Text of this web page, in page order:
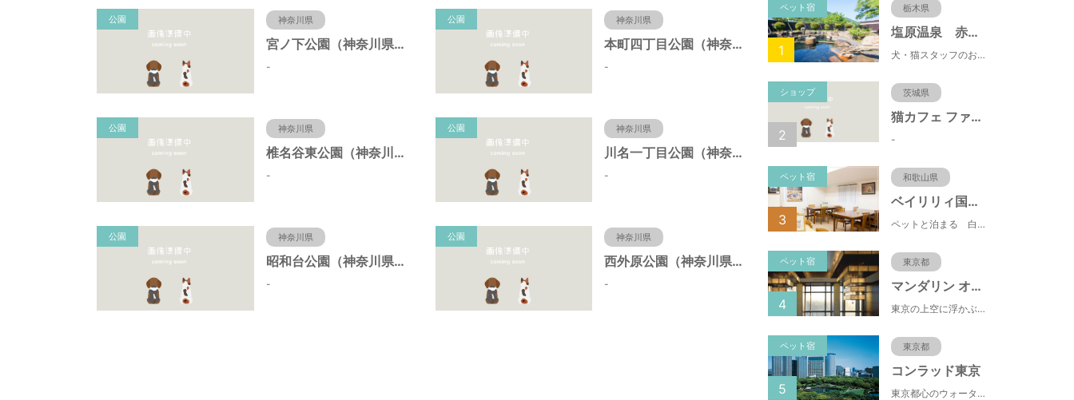
公園 神奈川県
宮ノ下公園（神奈川県藤沢市）
-
公園 神奈川県
本町四丁目公園（神奈川県藤沢市）
-
公園 神奈川県
椎名谷東公園（神奈川県藤沢市）
-
公園 神奈川県
川名一丁目公園（神奈川県藤沢市）
-
公園 神奈川県
昭和台公園（神奈川県藤沢市）
-
公園 神奈川県
西外原公園（神奈川県藤沢市）
-
ペット宿 栃木県
塩原温泉 赤沢温泉旅館
犬・猫スタッフのおもてニャしが魅力のひとつ♪大自然に囲まれた隠れ家的宿で癒やしの休日を。
1
ショップ 茨城県
猫カフェ ファミリーズ
-
2
ペット宿 和歌山県
ベイリリィ国民宿舎しらゆり荘
ペットと泊まる 白浜温泉 ベイリリィ国民宿舎しらゆり荘
3
ペット宿 東京都
マンダリン オリエンタル 東京
東京の上空に浮かぶマンダリン オリエンタル 東京は、眼下にすばらしい風景が広がるラグジュアリーな5つ星ホテルです。凜とした風格ある佇まいと和モダンのスタイルに、最新鋭のテクノロジー、定評あるスパ、驚きと感動に満ちた食体験、卓越したサービスを融合させ、真心を込めてお客さまをおもてなしいたします。
4
ペット宿 東京都
コンラッド東京
東京都心のウォーターフロントに位置し、都内全域へのアクセスへも便利なコンラッド東京は、銀座や新橋へ徒歩圏内、明治神宮や浅草、六本木などの観光・ショッピングエリアにもアクセス至便。また、東京駅まで10分、羽田空港まで25分、丸の内などの主要ビジネス街へのアクセスにも優れ、ビジネスにも最適のロケーションです。
5